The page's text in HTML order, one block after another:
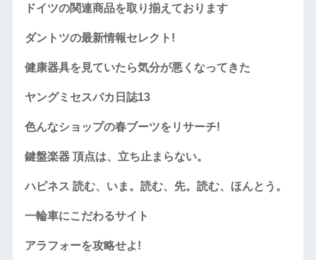
ドイツの関連商品を取り揃えております
ダントツの最新情報セレクト!
健康器具を見ていたら気分が悪くなってきた
ヤングミセスバカ日誌13
色んなショップの春ブーツをリサーチ!
鍵盤楽器 頂点は、立ち止まらない。
ハピネス 読む、いま。読む、先。読む、ほんとう。
一輪車にこだわるサイト
アラフォーを攻略せよ!